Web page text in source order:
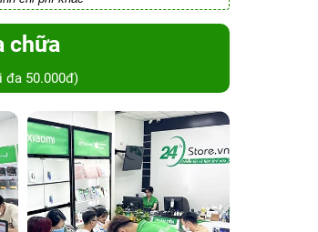
chữa
đa 50.000đ)